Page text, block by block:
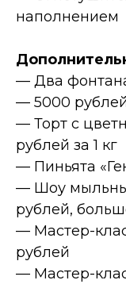
наполнением
— Два
— 5000 рублей
— Торт с
рублей за 1 кг
— Пиньята
— Шоу
рублей,
— Мастер-
рублей
— Мастер-